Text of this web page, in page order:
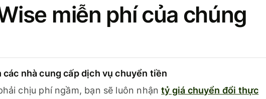
miễn phí của chúng
các nhà cung cấp dịch vụ chuyển tiền
chịu phí ngầm, bạn sẽ luôn nhậntỷ giá chuyển đổi thực